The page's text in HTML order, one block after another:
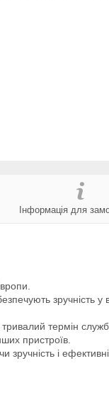
Інформація для
зручність у
термін
пристроїв.
і